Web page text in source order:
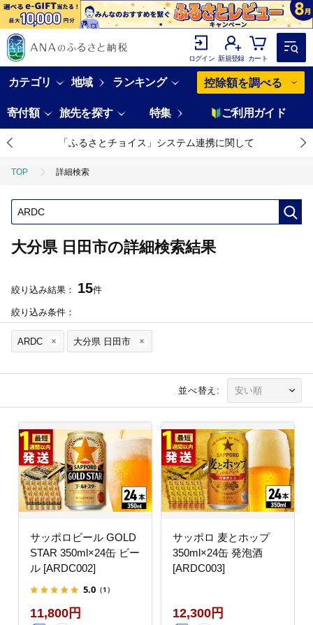
ログイン 新規登録 カート
カテゴリ 地域 ランキング 控除額を調べる
寄付額 旅先を探す 特集 ご利用ガイド
「ふるさとチョイス」システム連携に関して
TOP 詳細検索
大分県 日田市の詳細検索結果
絞り込み結果： 15件
絞り込み条件：
ARDC 大分県 日田市
並べ替え:
サッポロビール GOLD
STAR 350ml×24缶 ビー
ル [ARDC002]
5.0 （1）
11,800円
サッポロ 麦とホップ
350ml×24缶 発泡酒
[ARDC003]
12,300円